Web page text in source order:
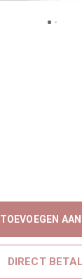
TOEVOEGEN
DIRECT